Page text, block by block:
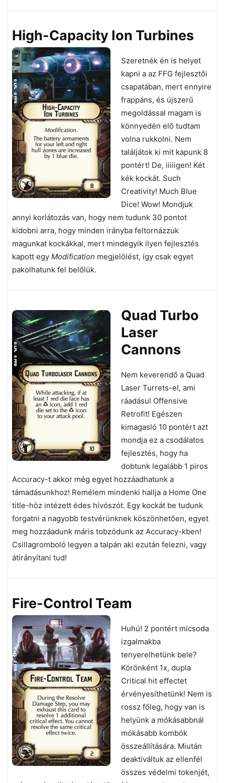
High-Capacity Ion Turbines
Szeretnék én is helyet
kapni a az FFG fejlesztői
csapatában, mert ennyire
frappáns, és újszerű
megoldással magam is
könnyedén elő tudtam
volna rukkolni. Nem
találjátok ki mit kapunk 8
pontért! De, iiiiigen! Két
kék kockát. Such
Creativity! Much Blue
Dice! Wow! Mondjuk
annyi korlátozás van, hogy nem tudunk 30 pontot
kidobni arra, hogy minden irányba feltornázzuk
magunkat kockákkal, mert mindegyik ilyen fejlesztés
kapott egy Modification megjelölést, így csak egyet
pakolhatunk fel belőlük.
Quad Turbo
Laser
Cannons
Nem keverendő a Quad
Laser Turrets-el, ami
ráadásul Offensive
Retrofit! Egészen
kimagasló 10 pontért azt
mondja ez a csodálatos
fejlesztés, hogy ha
dobtunk legalább 1 piros
Accuracy-t akkor még egyet hozzáadhatunk a
támadásunkhoz! Remélem mindenki hallja a Home One
title-höz intézett édes hívószót. Egy kockát be tudunk
forgatni a nagyobb testvérünknek köszönhetően, egyet
meg hozzáadunk máris tobzódunk az Accuracy-kben!
Csillagromboló legyen a talpán aki ezután felezni, vagy
átirányítani tud!
Fire-Control Team
Huhú! 2 pontért micsoda
izgalmakba
tenyerelhetünk bele?
Körönként 1x, dupla
Critical hit effectet
érvényesíthetünk! Nem is
rossz főleg, hogy van is
helyünk a mókásabbnál
mókásabb kombók
összeállítására. Miután
deaktiváltuk az ellenfél
összes védelmi tokenjét,